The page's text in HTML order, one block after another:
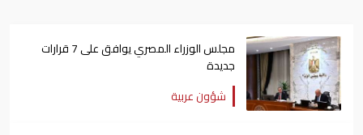
مجلس الوزراء المصري يوافق على 7 قرارات
جديدة
شؤون عربية